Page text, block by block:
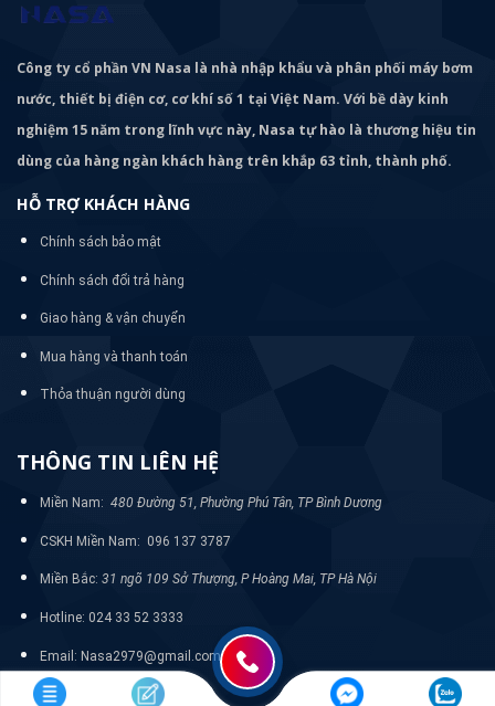
Công ty cổ phần VN Nasa là nhà nhập khẩu và phân phối máy bơm
nước, thiết bị điện cơ, cơ khí số 1 tại Việt Nam. Với bề dày kinh
nghiệm 15 năm trong lĩnh vực này, Nasa tự hào là thương hiệu tin
dùng của hàng ngàn khách hàng trên khắp 63 tỉnh, thành phố.
HỖ TRỢ KHÁCH HÀNG
Chính sách bảo mật
Chính sách đổi trả hàng
Giao hàng & vận chuyển
Mua hàng và thanh toán
Thỏa thuận người dùng
THÔNG TIN LIÊN HỆ
Miền Nam: 480 Đường 51, Phường Phú Tân, TP Bình Dương
CSKH Miền Nam: 096 137 3787
Miền Bắc: 31 ngõ 109 Sở Thượng, P Hoàng Mai, TP Hà Nội
Hotline: 024 33 52 3333
Email: Nasa2979@gmail.com